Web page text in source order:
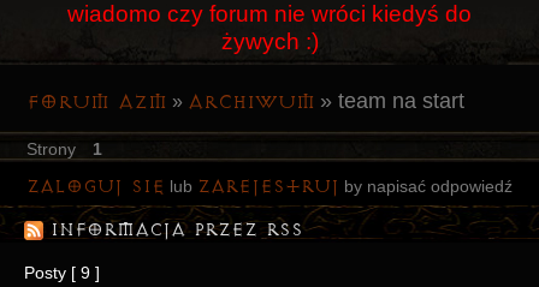
wiadomo czy forum nie wróci kiedyś do
żywych :)
Forum AZM » Archiwum »team na start
Strony 1
Zaloguj się lub zarejestruj by napisać odpowiedź
Informacja przez RSS
Posty [ 9 ]